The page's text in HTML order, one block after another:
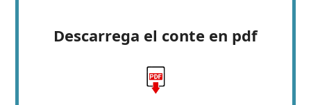
Descarrega el conte en pdf